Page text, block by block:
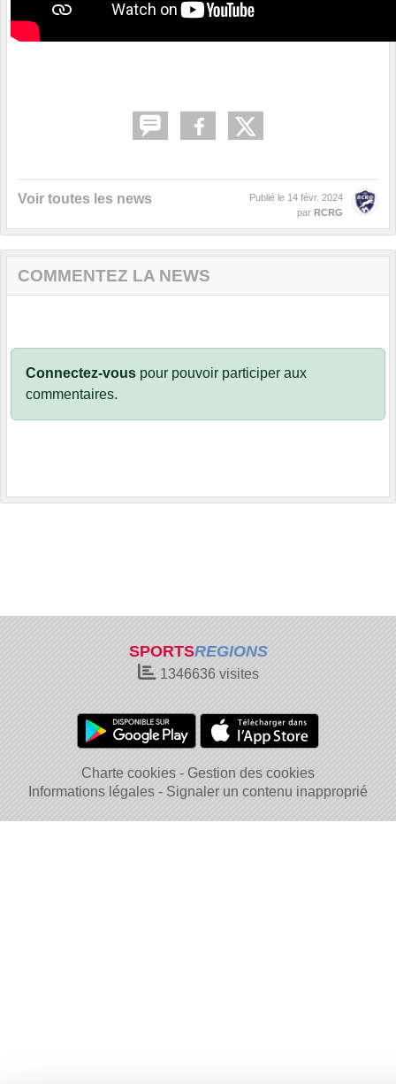
Voir toutes les news Publié le 14 févr. 2024
par RCRG
COMMENTEZ LA NEWS
Connectez-vous pour pouvoir participer aux
commentaires.
SPORTSREGIONS
1346636 visites
Charte cookies
Gestion des cookies
Informations légales
Signaler un contenu inapproprié